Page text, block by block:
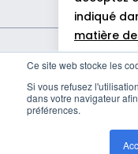
Ce site web stocke les
Si vous refusez
dans votre navigateur
préférences.
Mentions légales
Déclaration
Politique de gestion
indiqué
matière